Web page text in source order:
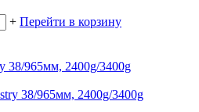
+ Перейти в корзину
38/965мм, 2400g/3400g